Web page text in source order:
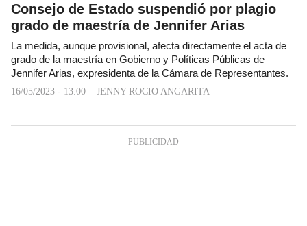
Consejo de Estado suspendió por plagio
grado de maestría de Jennifer Arias
La medida, aunque provisional, afecta directamente el acta de
grado de la maestría en Gobierno y Políticas Públicas de
Jennifer Arias, expresidenta de la Cámara de Representantes.
16/05/2023 - 13:00 JENNY ROCIO ANGARITA